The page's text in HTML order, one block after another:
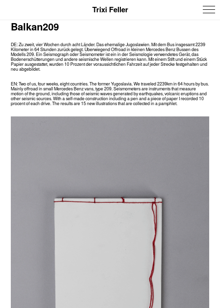
Trixi Feller
Balkan209
DE: Zu zweit, vier Wochen durch acht Länder. Das ehemalige Jugoslawien. Mit dem Bus insgesamt 2239
Kilometer in 64 Stunden zurück gelegt. Überwiegend Offroad in kleinen Mercedes Benz Bussen des
Modells 209. Ein Seismograph oder Seismometer ist ein in der Seismologie verwendetes Gerät, das
Bodenerschütterungen und andere seismische Wellen registrieren kann. Mit einem Stift und einem Stück
Papier ausgestattet, wurden 10 Prozent der voraussichtlichen Fahrzeit auf jeder Strecke festgehalten und
neu abgebildet.
EN: Two of us, four weeks, eight countries. The former Yugoslavia. We traveled 2239km in 64 hours by bus.
Mainly offroad in small Mercedes Benz vans, type 209. Seismometers are instruments that measure
motion of the ground, including those of seismic waves generated by earthquakes, volcanic eruptions and
other seismic sources. With a self-made construction including a pen and a piece of paper I recorded 10
procent of each drive. The results are 15 new illustrations that are collected in a pamphlet.